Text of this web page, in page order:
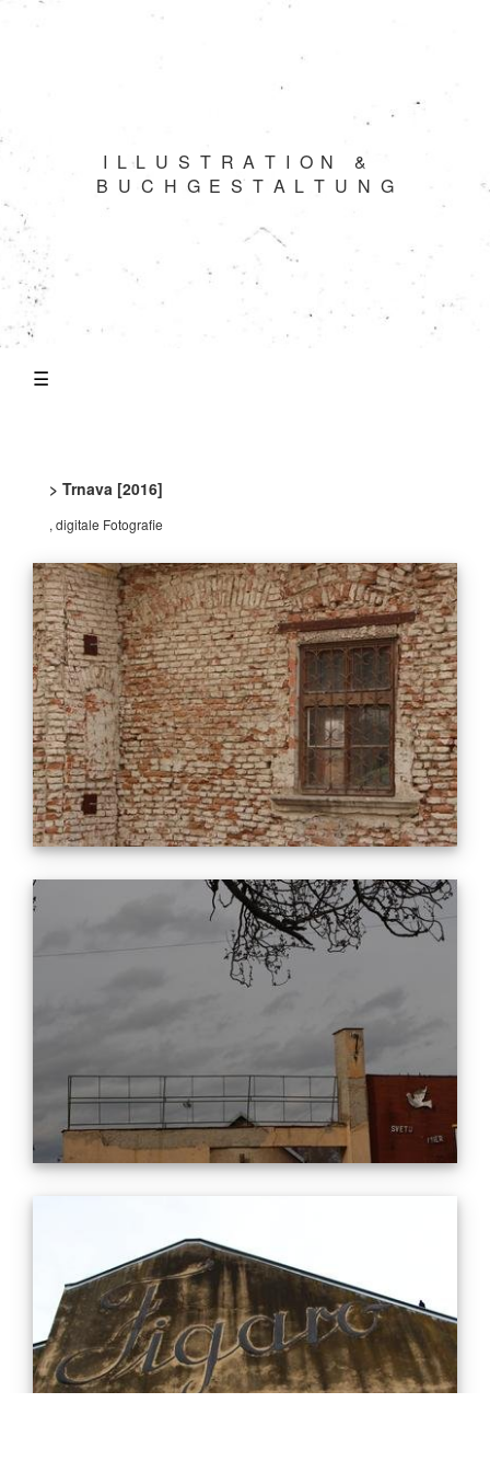
I L L U S T R A T I O N
&
B U C H G E S T A L T U N G
Skizzenbücher
Künstlerbücher
&
FOTOGRAFIE
About
Kontakt
Impressum
☰
> Trnava [2016]
, digitale Fotografie